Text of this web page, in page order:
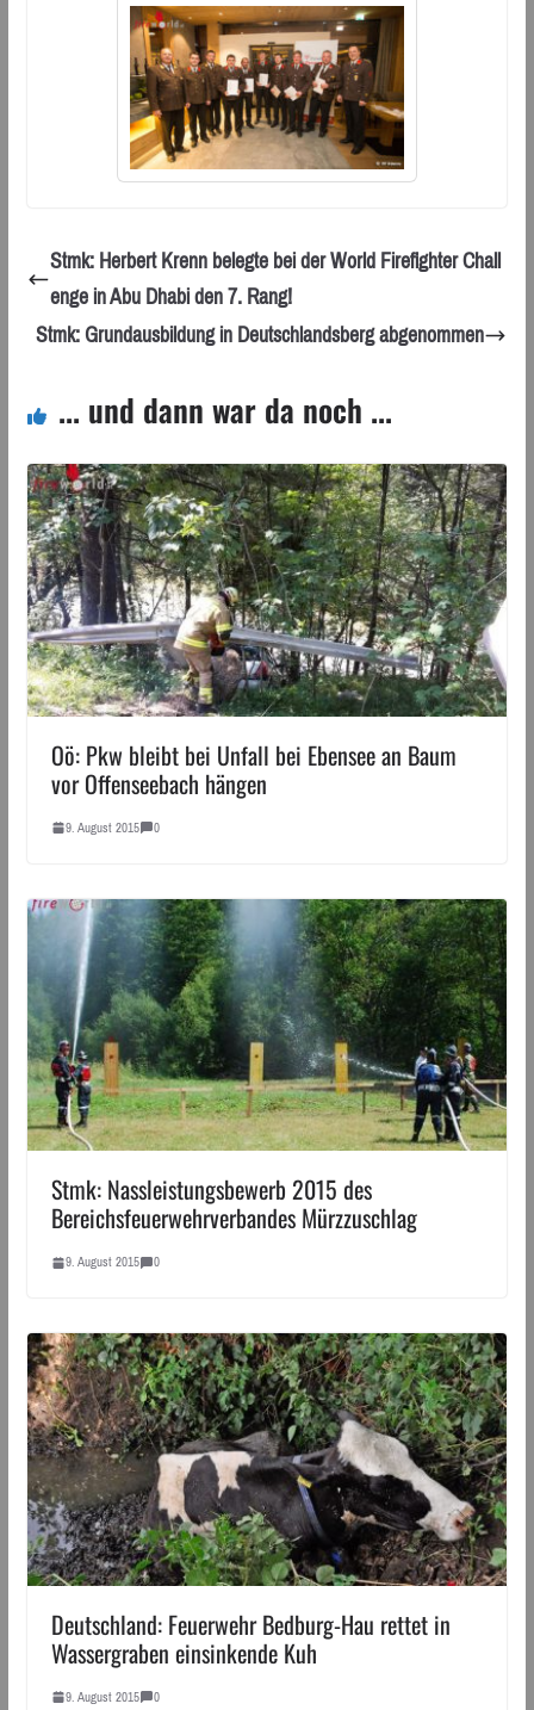
Stmk: Herbert Krenn belegte bei der World Firefighter Chall
enge in Abu Dhabi den 7. Rang!
Stmk: Grundausbildung in Deutschlandsberg abgenommen
... und dann war da noch ...
Oö: Pkw bleibt bei Unfall bei Ebensee an Baum
vor Offenseebach hängen
9. August 2015 0
Stmk: Nassleistungsbewerb 2015 des
Bereichsfeuerwehrverbandes Mürzzuschlag
9. August 2015 0
Deutschland: Feuerwehr Bedburg-Hau rettet in
Wassergraben einsinkende Kuh
9. August 2015 0